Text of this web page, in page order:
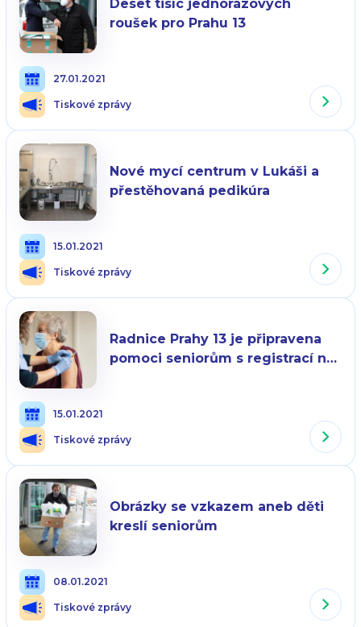
Deset tisíc jednorázových
roušek pro Prahu 13
27.01.2021
Tiskové zprávy
Nové mycí centrum v Lukáši a
přestěhovaná pedikúra
15.01.2021
Tiskové zprávy
Radnice Prahy 13 je připravena
pomoci seniorům s registrací na
15.01.2021
Tiskové zprávy
Obrázky se vzkazem aneb děti
kreslí seniorům
08.01.2021
Tiskové zprávy